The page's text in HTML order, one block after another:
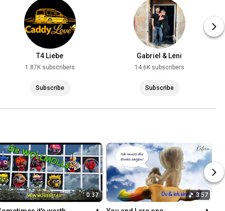
T4 Liebe
1.87K subscribers
Subscribe
Gabriel & Leni
14.6K subscribers
Subscribe
0:37 3:57